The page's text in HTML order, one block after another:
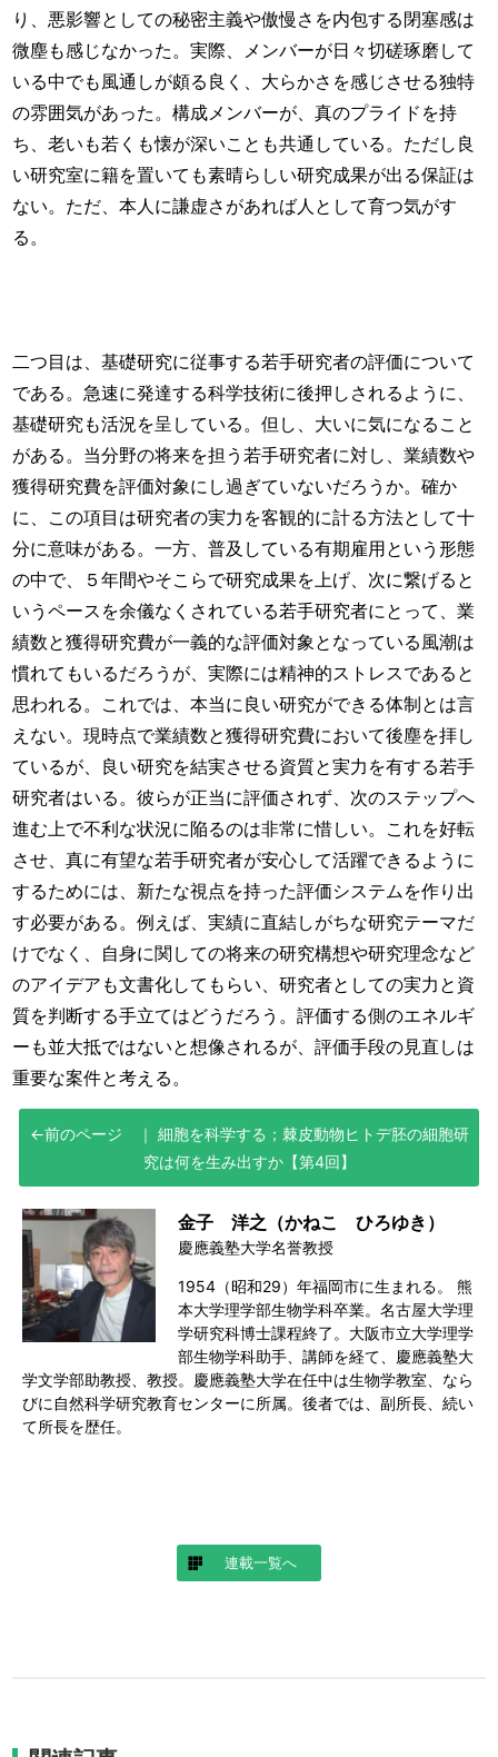
り、悪影響としての秘密主義や傲慢さを内包する閉塞感は
微塵も感じなかった。実際、メンバーが日々切磋琢磨して
いる中でも風通しが頗る良く、大らかさを感じさせる独特
の雰囲気があった。構成メンバーが、真のプライドを持
ち、老いも若くも懐が深いことも共通している。ただし良
い研究室に籍を置いても素晴らしい研究成果が出る保証は
ない。ただ、本人に謙虚さがあれば人として育つ気がす
る。
二つ目は、基礎研究に従事する若手研究者の評価について
である。急速に発達する科学技術に後押しされるように、
基礎研究も活況を呈している。但し、大いに気になること
がある。当分野の将来を担う若手研究者に対し、業績数や
獲得研究費を評価対象にし過ぎていないだろうか。確か
に、この項目は研究者の実力を客観的に計る方法として十
分に意味がある。一方、普及している有期雇用という形態
の中で、５年間やそこらで研究成果を上げ、次に繋げると
いうペースを余儀なくされている若手研究者にとって、業
績数と獲得研究費が一義的な評価対象となっている風潮は
慣れてもいるだろうが、実際には精神的ストレスであると
思われる。これでは、本当に良い研究ができる体制とは言
えない。現時点で業績数と獲得研究費において後塵を拝し
ているが、良い研究を結実させる資質と実力を有する若手
研究者はいる。彼らが正当に評価されず、次のステップへ
進む上で不利な状況に陥るのは非常に惜しい。これを好転
させ、真に有望な若手研究者が安心して活躍できるように
するためには、新たな視点を持った評価システムを作り出
す必要がある。例えば、実績に直結しがちな研究テーマだ
けでなく、自身に関しての将来の研究構想や研究理念など
のアイデアも文書化してもらい、研究者としての実力と資
質を判断する手立てはどうだろう。評価する側のエネルギ
ーも並大抵ではないと想像されるが、評価手段の見直しは
重要な案件と考える。
細胞を科学する；棘皮動物ヒトデ胚の細胞研
究は何を生み出すか【第4回】
金子 洋之（かねこ ひろゆき）
慶應義塾大学名誉教授
1954（昭和29）年福岡市に生まれる。 熊
本大学理学部生物学科卒業。名古屋大学理
学研究科博士課程終了。大阪市立大学理学
部生物学科助手、講師を経て、慶應義塾大
学文学部助教授、教授。慶應義塾大学在任中は生物学教室、なら
びに自然科学研究教育センターに所属。後者では、副所長、続い
て所長を歴任。
連載一覧へ